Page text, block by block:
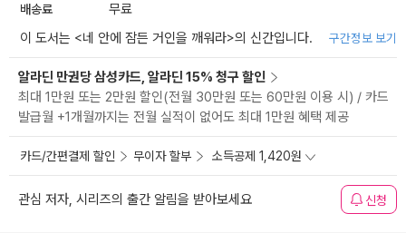
배송료
무료
이 도서는 <네 안에 잠든 거인을 깨워라>의 신간입니다. 구간정보 보기
알라딘 만권당 삼성카드, 알라딘 15% 청구 할인
최대 1만원 또는 2만원 할인(전월 30만원 또는 60만원 이용 시) / 카드
발급월 +1개월까지는 전월 실적이 없어도 최대 1만원 혜택 제공
카드/간편결제 할인 무이자 할부 소득공제 1,420원
관심 저자, 시리즈의 출간 알림을 받아보세요 신청